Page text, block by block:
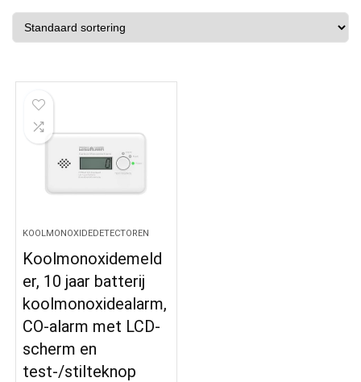
KOOLMONOXIDEDETECTOREN
Koolmonoxidemeld
er, 10 jaar batterij
koolmonoxidealarm,
CO-alarm met LCD-
scherm en
test-/stilteknop